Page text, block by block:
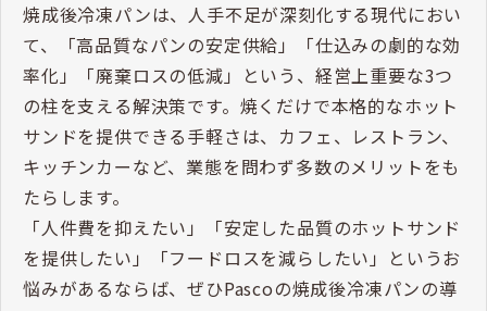
焼成後冷凍パン×ホットサンドの魅力
焼成後冷凍パンをホットサンドに使う際の基本ポ
イント
Pascoの焼成後冷凍パンを使ったホットサンドレシ
ピ
店舗やキッチンカーなどの販売で活かす「焼成後
冷凍パンホットサンド」
焼成後冷凍パンは、人手不足が深刻化する現代におい